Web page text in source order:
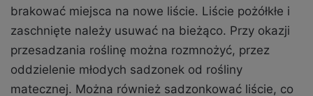
brakować miejsca na nowe liście. Liście pożółkłe i
zaschnięte należy usuwać na bieżąco. Przy okazji
przesadzania roślinę można rozmnożyć, przez
oddzielenie młodych sadzonek od rośliny
matecznej. Można również sadzonkować liście, co